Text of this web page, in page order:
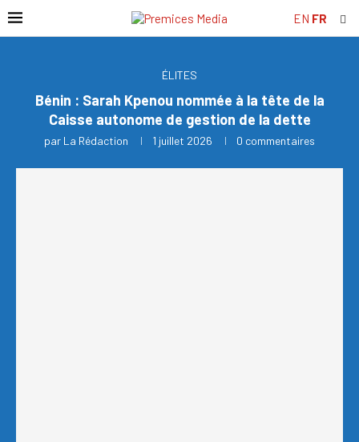
EN FR
ÉLITES
Bénin : Sarah Kpenou nommée à la tête de la
Caisse autonome de gestion de la dette
par La Rédaction 1 juillet 2026 0 commentaires